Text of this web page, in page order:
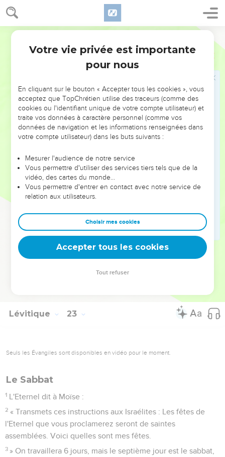
Lévitique 22
25 Pas même d’un étranger vous n'accepterez une de ces
victimes pour l'offrir comme nourriture de votre Dieu, car
pas acceptées. »
L'Eternel dit à Moïse :
restera 7 jours avec sa mère ; dès le huitième jour et les
suivants, il sera accepté pour être offert à l'Eternel en
sacrifice passé par le feu.
Veau ou agneau, vous n'égorgerez pas un animal et son
Quand vous offrirez à l'Eternel un sacrifice de
reconnaissance, vous ferez en sorte qu'il soit accepté.
La victime sera mangée le jour même, vous n'en laisserez
rien jusqu'au matin. Je suis l'Eternel.
» Vous respecterez mes commandements, vous les
mettrez en pratique. Je suis l'Eternel.
Vous ne déshonorerez pas mon saint nom, afin que ma
sainteté soit respectée au milieu des Israélites. Je suis
Lévitique 23
Seuls les Évangiles sont disponibles en vidéo pour le moment.
Le Sabbat
1 L'Eternel dit à Moïse :
2 « Transmets ces instructions aux Israélites : Les fêtes de
l'Eternel que vous proclamerez seront de saintes
assemblées. Voici quelles sont mes fêtes.
3 » On travaillera 6 jours, mais le septième jour est le sabbat,
Votre vie privée est importante
pour nous
En cliquant sur le bouton « Accepter tous les cookies », vous
acceptez que TopChrétien utilise des traceurs (comme des
cookies ou l'identifiant unique de votre compte utilisateur) et
traite vos données à caractère personnel (comme vos
données de navigation et les informations renseignées dans
votre compte utilisateur) dans les buts suivants :
Mesurer l'audience de notre service
Vous permettre d'utiliser des services tiers tels que de la
vidéo, des cartes du monde…
Vous permettre d'entrer en contact avec notre service de
relation aux utilisateurs.
Choisir mes cookies
Accepter tous les cookies
Tout refuser